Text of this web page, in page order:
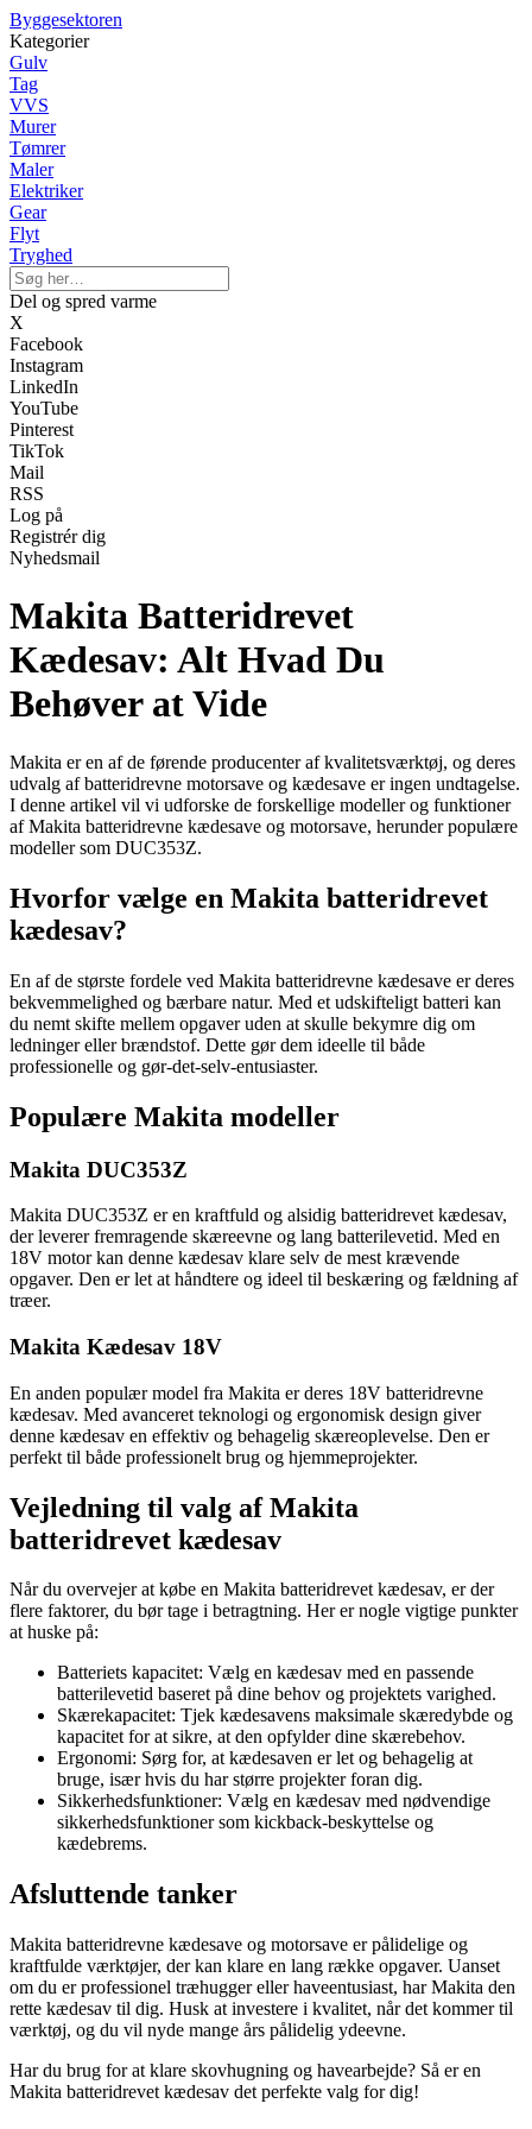
Byggesektoren
Kategorier
Gulv
Tag
VVS
Murer
Tømrer
Maler
Elektriker
Gear
Flyt
Tryghed
Del og spred varme
X
Facebook
Instagram
LinkedIn
YouTube
Pinterest
TikTok
Mail
RSS
Log på
Registrér dig
Nyhedsmail
Makita Batteridrevet
Kædesav: Alt Hvad Du
Behøver at Vide
Makita er en af de førende producenter af kvalitetsværktøj, og deres
udvalg af batteridrevne motorsave og kædesave er ingen undtagelse.
I denne artikel vil vi udforske de forskellige modeller og funktioner
af Makita batteridrevne kædesave og motorsave, herunder populære
modeller som DUC353Z.
Hvorfor vælge en Makita batteridrevet
kædesav?
En af de største fordele ved Makita batteridrevne kædesave er deres
bekvemmelighed og bærbare natur. Med et udskifteligt batteri kan
du nemt skifte mellem opgaver uden at skulle bekymre dig om
ledninger eller brændstof. Dette gør dem ideelle til både
professionelle og gør-det-selv-entusiaster.
Populære Makita modeller
Makita DUC353Z
Makita DUC353Z er en kraftfuld og alsidig batteridrevet kædesav,
der leverer fremragende skæreevne og lang batterilevetid. Med en
18V motor kan denne kædesav klare selv de mest krævende
opgaver. Den er let at håndtere og ideel til beskæring og fældning af
træer.
Makita Kædesav 18V
En anden populær model fra Makita er deres 18V batteridrevne
kædesav. Med avanceret teknologi og ergonomisk design giver
denne kædesav en effektiv og behagelig skæreoplevelse. Den er
perfekt til både professionelt brug og hjemmeprojekter.
Vejledning til valg af Makita
batteridrevet kædesav
Når du overvejer at købe en Makita batteridrevet kædesav, er der
flere faktorer, du bør tage i betragtning. Her er nogle vigtige punkter
at huske på:
Batteriets kapacitet: Vælg en kædesav med en passende
batterilevetid baseret på dine behov og projektets varighed.
Skærekapacitet: Tjek kædesavens maksimale skæredybde og
kapacitet for at sikre, at den opfylder dine skærebehov.
Ergonomi: Sørg for, at kædesaven er let og behagelig at
bruge, især hvis du har større projekter foran dig.
Sikkerhedsfunktioner: Vælg en kædesav med nødvendige
sikkerhedsfunktioner som kickback-beskyttelse og
kædebrems.
Afsluttende tanker
Makita batteridrevne kædesave og motorsave er pålidelige og
kraftfulde værktøjer, der kan klare en lang række opgaver. Uanset
om du er professionel træhugger eller haveentusiast, har Makita den
rette kædesav til dig. Husk at investere i kvalitet, når det kommer til
værktøj, og du vil nyde mange års pålidelig ydeevne.
Har du brug for at klare skovhugning og havearbejde? Så er en
Makita batteridrevet kædesav det perfekte valg for dig!